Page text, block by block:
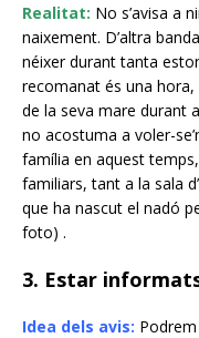
Realitat: No s’avisa a
naixement. D’altra
néixer durant tanta
recomanat és una
de la seva mare durant
no acostuma a voler-
família en aquest
familiars, tant a la sala
que ha nascut el nadó
foto) .
3. Estar
Idea dels avis: P